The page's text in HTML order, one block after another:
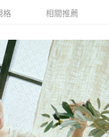
格 相關推薦